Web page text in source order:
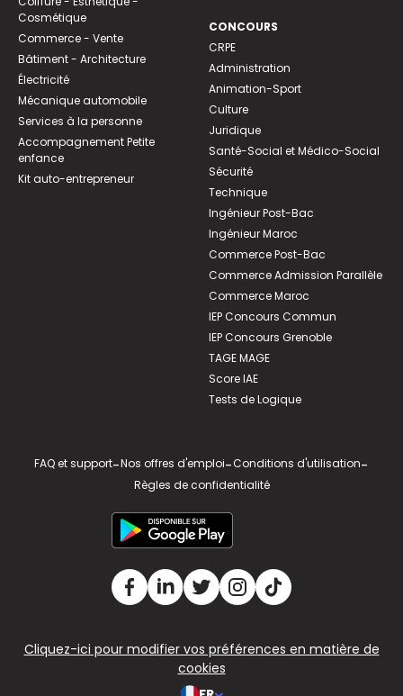
Cosmétique
Commerce - Vente
Bâtiment - Architecture
Électricité
Mécanique automobile
Services à la personne
Accompagnement Petite
enfance
Kit auto-entrepreneur
CONCOURS
CRPE
Administration
Animation-Sport
Culture
Juridique
Santé-Social et Médico-Social
Sécurité
Technique
Ingénieur Post-Bac
Ingénieur Maroc
Commerce Post-Bac
Commerce Admission Parallèle
Commerce Maroc
IEP Concours Commun
IEP Concours Grenoble
TAGE MAGE
Score IAE
Tests de Logique
FAQ et support-Nos offres d'emploi-Conditions d'utilisation-
Règles de confidentialité
Cliquez-ici pour modifier vos préférences en matière de
cookies